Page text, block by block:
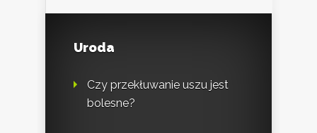
Uroda
Czy przekłuwanie uszu jest
bolesne?